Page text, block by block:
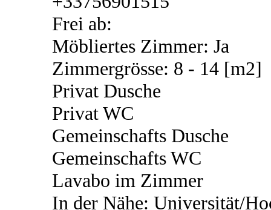
Frei ab:
Möbliertes Zimmer: Ja
Zimmergrösse: 8 - 14 [m2]
Privat Dusche
Privat WC
Gemeinschafts Dusche
Gemeinschafts WC
Lavabo im Zimmer
In der Nähe: Universität/